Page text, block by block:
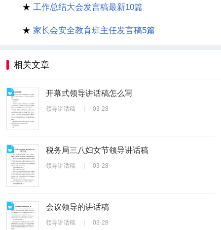
★工作总结大会发言稿最新10篇
★ 家长会安全教育班主任发言稿5篇
相关文章
开幕式领导讲话稿怎么写
领导讲话稿 03-28
税务局三八妇女节领导讲话稿
领导讲话稿 03-28
会议领导的讲话稿
领导讲话稿 03-28